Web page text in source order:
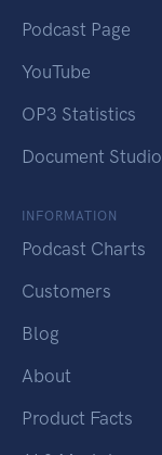
Podcast Page
YouTube
OP3 Statistics
Document Studio
INFORMATION
Podcast Charts
Customers
Blog
About
Product Facts